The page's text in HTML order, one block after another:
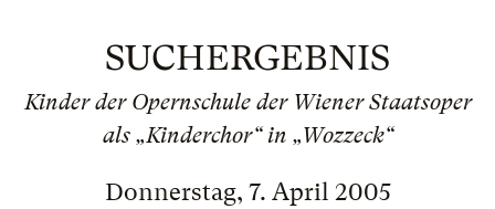
SUCHERGEBNIS
Kinder der Opernschule der Wiener Staatsoper
als „Kinderchor“ in „Wozzeck“
Donnerstag, 7. April 2005